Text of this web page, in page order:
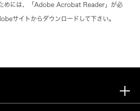
めには、「Adobe Acrobat Reader」が必
サイトからダウンロードして下さい。